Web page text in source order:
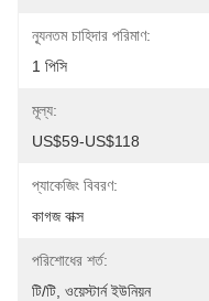
ন্যূনতম চাহিদার পরিমাণ:
1 পিসি
মূল্য:
US$59-US$118
প্যাকেজিং বিবরণ:
কাগজ বাক্স
পরিশোধের শর্ত:
টি/টি, ওয়েস্টার্ন ইউনিয়ন